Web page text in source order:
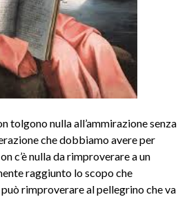
tolgono nulla all’ammirazione senza
che dobbiamo avere per
c’è nulla da rimproverare a un
raggiunto lo scopo che
rimproverare al pellegrino che va